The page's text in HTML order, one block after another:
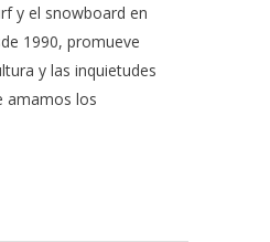
y el snowboard en
1990, promueve
y las inquietudes
amamos los